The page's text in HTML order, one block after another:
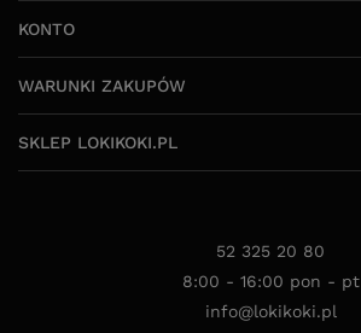
KONTO
WARUNKI ZAKUPÓW
SKLEP LOKIKOKI.PL
52 325 20 80
8:00 - 16:00 pon - pt
info@lokikoki.pl